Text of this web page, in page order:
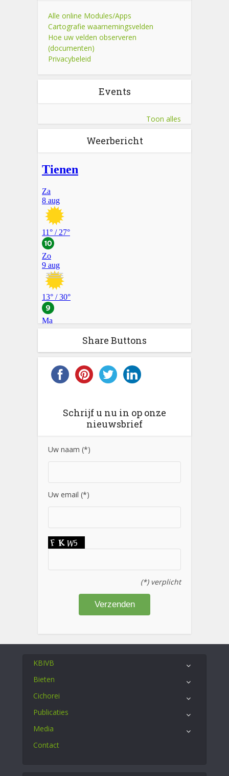
Alle online Modules/Apps
Cartografie waarnemingsvelden
Hoe uw velden observeren
(documenten)
Privacybeleid
Events
Toon alles
Weerbericht
Share Buttons
Schrijf u nu in op onze
nieuwsbrief
Uw naam (*)
Uw email (*)
(*) verplicht
KBIVB
Bieten
Cichorei
Publicaties
Media
Contact